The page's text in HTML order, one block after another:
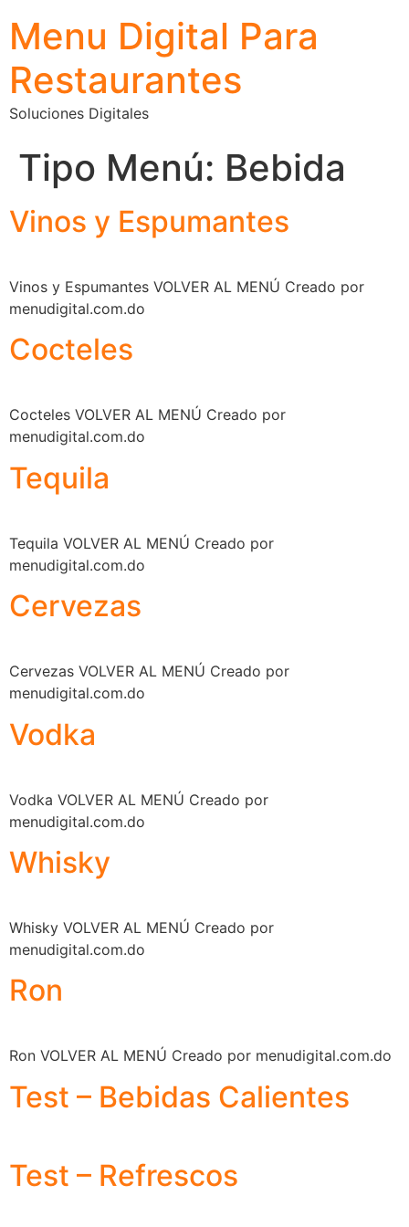
Menu Digital Para
Restaurantes
Soluciones Digitales
Tipo Menú: Bebida
Vinos y Espumantes
Vinos y Espumantes VOLVER AL MENÚ Creado por
menudigital.com.do
Cocteles
Cocteles VOLVER AL MENÚ Creado por
menudigital.com.do
Tequila
Tequila VOLVER AL MENÚ Creado por
menudigital.com.do
Cervezas
Cervezas VOLVER AL MENÚ Creado por
menudigital.com.do
Vodka
Vodka VOLVER AL MENÚ Creado por
menudigital.com.do
Whisky
Whisky VOLVER AL MENÚ Creado por
menudigital.com.do
Ron
Ron VOLVER AL MENÚ Creado por menudigital.com.do
Test – Bebidas Calientes
Test – Refrescos